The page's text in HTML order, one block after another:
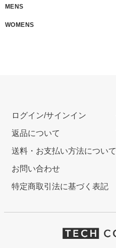
MENS
WOMENS
ログイン/サインイン
返品について
送料・お支払い方法について
お問い合わせ
特定商取引法に基づく表記